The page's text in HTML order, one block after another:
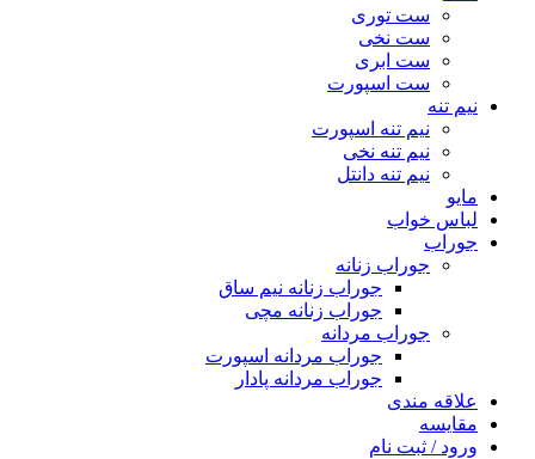
ست توری
ست نخی
ست ابری
ست اسپورت
نیم تنه
نیم تنه اسپورت
نیم تنه نخی
نیم تنه دانتل
مایو
لباس خواب
جوراب
جوراب زنانه
جوراب زنانه نیم ساق
جوراب زنانه مچی
جوراب مردانه
جوراب مردانه اسپورت
جوراب مردانه پادار
علاقه مندی
مقایسه
ورود / ثبت نام